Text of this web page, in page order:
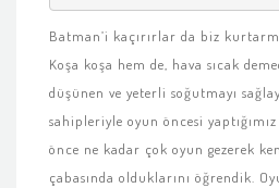
Batman’i kaçırırlar da biz
Koşa koşa hem de, hava sıcak
düşünen ve yeterli soğutmayı
sahipleriyle oyun öncesi
önce ne kadar çok oyun gezerek
çabasında olduklarını öğrendik.